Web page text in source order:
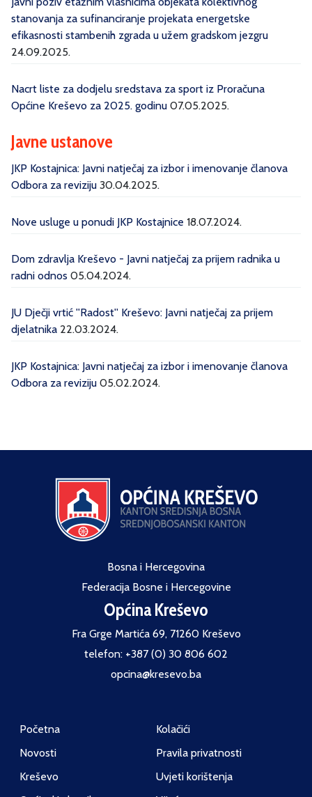
stanovanja za sufinanciranje projekata energetske
efikasnosti stambenih zgrada u užem gradskom jezgru
24.09.2025.
Nacrt liste za dodjelu sredstava za sport iz Proračuna
Općine Kreševo za 2025. godinu 07.05.2025.
Javne ustanove
JKP Kostajnica: Javni natječaj za izbor i imenovanje članova
Odbora za reviziju 30.04.2025.
Nove usluge u ponudi JKP Kostajnice 18.07.2024.
Dom zdravlja Kreševo - Javni natječaj za prijem radnika u
radni odnos 05.04.2024.
JU Dječji vrtić ''Radost'' Kreševo: Javni natječaj za prijem
djelatnika 22.03.2024.
JKP Kostajnica: Javni natječaj za izbor i imenovanje članova
Odbora za reviziju 05.02.2024.
Bosna i Hercegovina
Federacija Bosne i Hercegovine
Općina Kreševo
Fra Grge Martića 69, 71260 Kreševo
telefon: +387 (0) 30 806 602
opcina@kresevo.ba
Početna
Novosti
Kreševo
Kolačići
Pravila privatnosti
Uvjeti korištenja